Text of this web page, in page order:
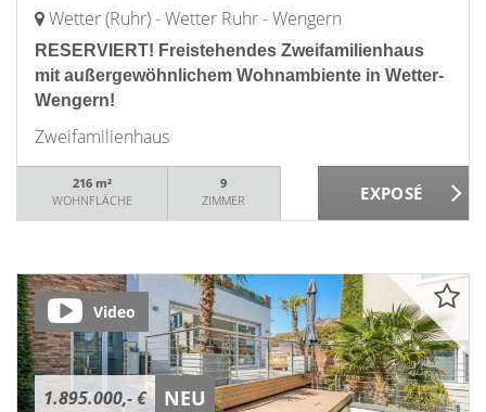
Wetter (Ruhr) - Wetter Ruhr - Wengern
RESERVIERT! Freistehendes Zweifamilienhaus
mit außergewöhnlichem Wohnambiente in Wetter-
Wengern!
Zweifamilienhaus
216 m²
WOHNFLÄCHE
9
ZIMMER
1.895.000,- € NEU
Video